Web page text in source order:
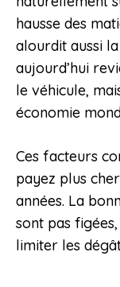
hausse des
alourdit aussi
aujourd’hui
le véhicule,
économie
Ces facteurs
payez plus
années. La
sont pas
limiter les